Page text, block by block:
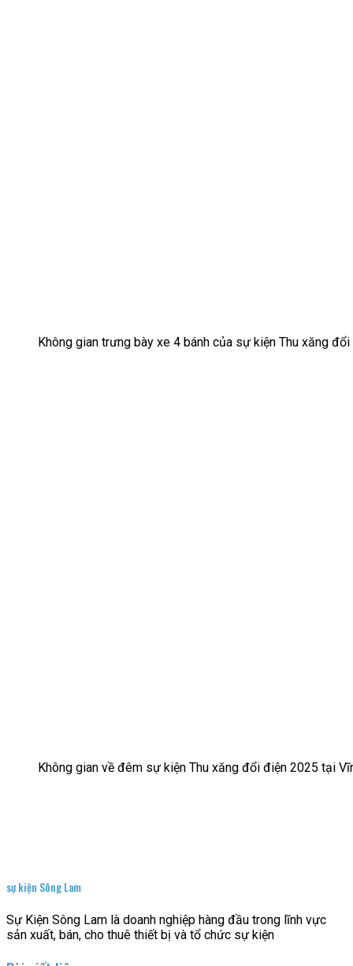
Không gian trưng bày xe 4 bánh của sự kiện Thu xăng
Không gian về đêm sự kiện Thu xăng đổi điện 2025 tại
sự kiện Sông Lam
Sự Kiện Sông Lam là doanh nghiệp hàng đầu trong lĩnh vực
sản xuất, bán, cho thuê thiết bị và tổ chức sự kiện